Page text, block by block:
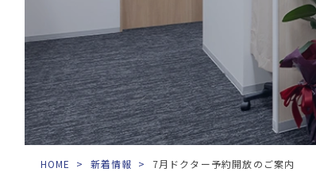
HOME > 新着情報 > 7月ドクター予約開放のご案内